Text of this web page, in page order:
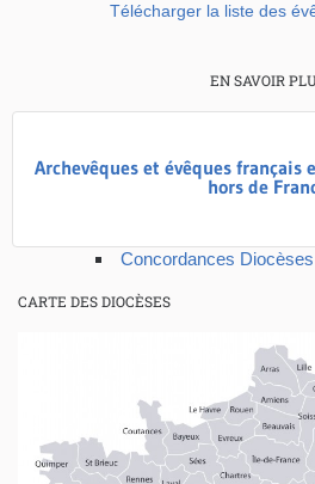
Télécharger la liste des
EN SAVOIR
Archevêques et évêques
hors de
Concordances
CARTE DES DIOCÈSES